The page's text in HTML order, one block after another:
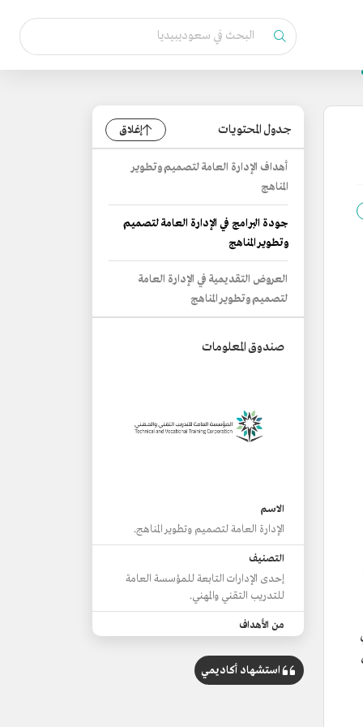
جدول المحتويات إغلاق
أهداف الإدارة العامة لتصميم وتطوير
المناهج
جودة البرامج في الإدارة العامة لتصميم
وتطوير المناهج
العروض التقديمية في الإدارة العامة
لتصميم وتطوير المناهج
صندوق المعلومات
الاسم
الإدارة العامة لتصميم وتطوير المناهج.
التصنيف
إحدى الإدارات التابعة للمؤسسة العامة
للتدريب التقني والمهني.
من الأهداف
مناهج التدريب التقني والمهني وتنفيذها
بما يتفق مع سياسات المؤسسة العامة
استشهاد أكاديمي